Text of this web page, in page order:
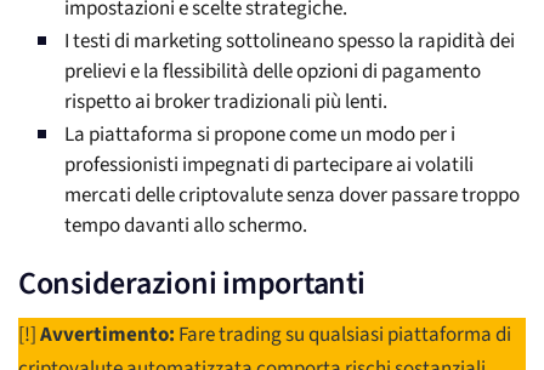
impostazioni e scelte strategiche.
I testi di marketing sottolineano spesso la rapidità dei
prelievi e la flessibilità delle opzioni di pagamento
rispetto ai broker tradizionali più lenti.
La piattaforma si propone come un modo per i
professionisti impegnati di partecipare ai volatili
mercati delle criptovalute senza dover passare troppo
tempo davanti allo schermo.
Considerazioni importanti
[!]Avvertimento: Fare trading su qualsiasi piattaforma di